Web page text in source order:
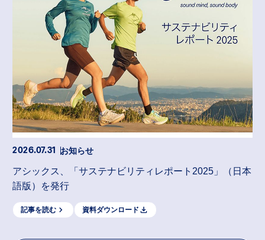
2026.07.31 お知らせ
アシックス、「サステナビリティレポート2025」（日本
語版）を発行
記事を読む 資料ダウンロード